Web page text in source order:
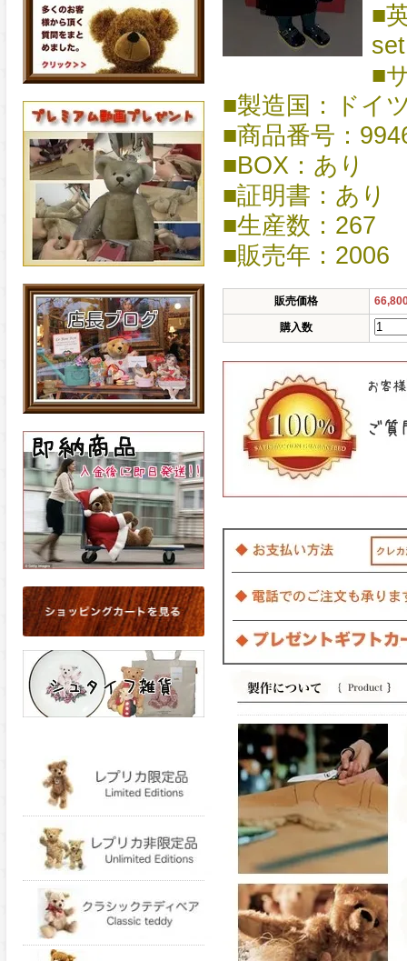
■
set
■
■製造国：ドイ
■商品番号：
■BOX：あり
■証明書：あり
■生産数：267
■販売年：2006
販売価格
購入数